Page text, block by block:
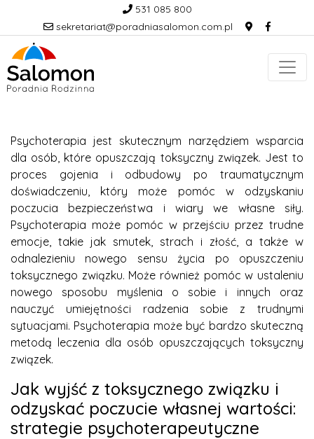
531 085 800
sekretariat@poradniasalomon.com.pl
Psychoterapia jest skutecznym narzędziem wsparcia
dla osób, które opuszczają toksyczny związek. Jest to
proces gojenia i odbudowy po traumatycznym
doświadczeniu, który może pomóc w odzyskaniu
poczucia bezpieczeństwa i wiary we własne siły.
Psychoterapia może pomóc w przejściu przez trudne
emocje, takie jak smutek, strach i złość, a także w
odnalezieniu nowego sensu życia po opuszczeniu
toksycznego związku. Może również pomóc w ustaleniu
nowego sposobu myślenia o sobie i innych oraz
nauczyć umiejętności radzenia sobie z trudnymi
sytuacjami. Psychoterapia może być bardzo skuteczną
metodą leczenia dla osób opuszczających toksyczny
związek.
Jak wyjść z toksycznego związku i
odzyskać poczucie własnej wartości:
strategie psychoterapeutyczne